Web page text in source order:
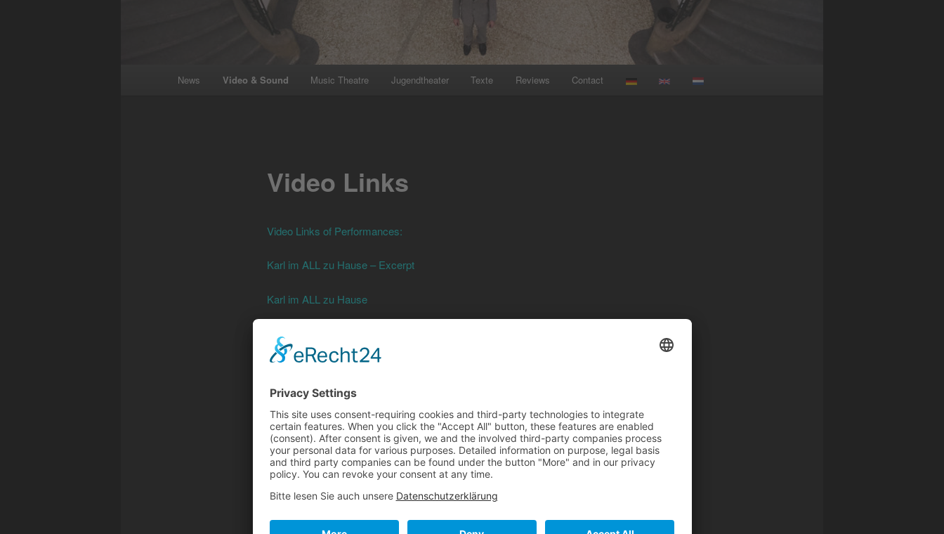
News Video & Sound Music Theatre Jugendtheater Texte Reviews Contact
Video Links
Video Links of Performances:
Karl im ALL zu Hause – Excerpt
Karl im ALL zu Hause
Der Stille Dirigent_Short_Film
Der Stille Dirigent
Mitten in der Nachtpassword: CVDM
MistSommerNachttRaum
R & J for F*King Ever and Ever!
Arianna, Ariadne, Ariane